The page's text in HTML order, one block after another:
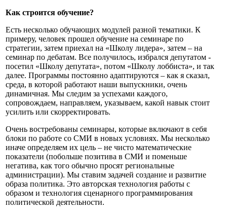
Как строится обучение?
Есть несколько обучающих модулей разной тематики. К
примеру, человек прошел обучение на семинаре по
стратегии, затем приехал на «Школу лидера», затем – на
семинар по дебатам. Все получилось, избрался депутатом -
посетил «Школу депутата», потом «Школу лоббиста», и так
далее. Программы постоянно адаптируются – как я сказал,
среда, в которой работают наши выпускники, очень
динамичная. Мы следим за успехами каждого,
сопровождаем, направляем, указываем, какой навык стоит
усилить или скорректировать.
Очень востребованы семинары, которые включают в себя
блоки по работе со СМИ в новых условиях. Мы несколько
иначе определяем их цель – не чисто математические
показатели (побольше позитива в СМИ и поменьше
негатива, как того обычно просят региональные
администрации). Мы ставим задачей создание и развитие
образа политика. Это авторская технология работы с
образом и технология сценарного программирования
политической деятельности.